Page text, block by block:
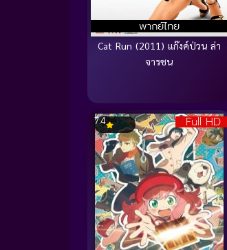
พากย์ไทย
Cat Run (2011) แก๊งค์ป่วน ล่า
จารชน
Full HD
7.4